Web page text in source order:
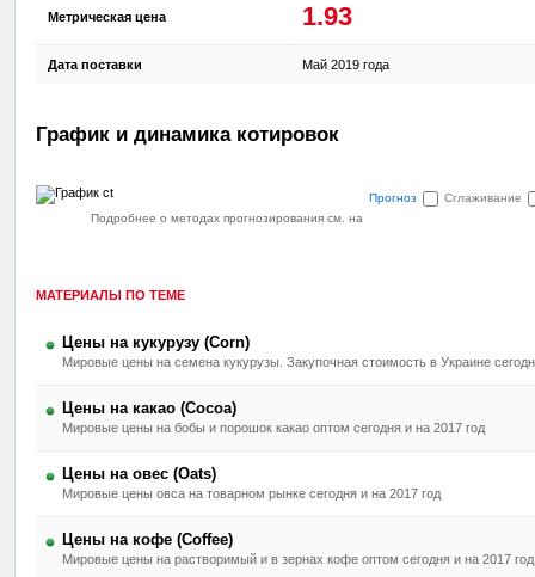
Метрическая цена 1.93
Дата поставки Май 2019 года
График и динамика котировок
Прогноз
Сглаживание
Подробнее о методах прогнозирования см. на
МАТЕРИАЛЫ ПО ТЕМЕ
Цены на кукурузу (Corn)
Мировые цены на семена кукурузы. Закупочная стоимость в Украине
Цены на какао (Cocoa)
Мировые цены на бобы и порошок какао оптом сегодня и на 2017 год
Цены на овес (Oats)
Мировые цены овса на товарном рынке сегодня и на 2017 год
Цены на кофе (Coffee)
Мировые цены на растворимый и в зернах кофе оптом сегодня и на 2017 год